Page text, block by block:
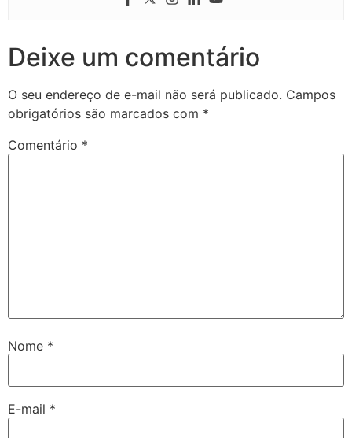
Deixe um comentário
O seu endereço de e-mail não será publicado. Campos
obrigatórios são marcados com *
Comentário *
Nome *
E-mail *